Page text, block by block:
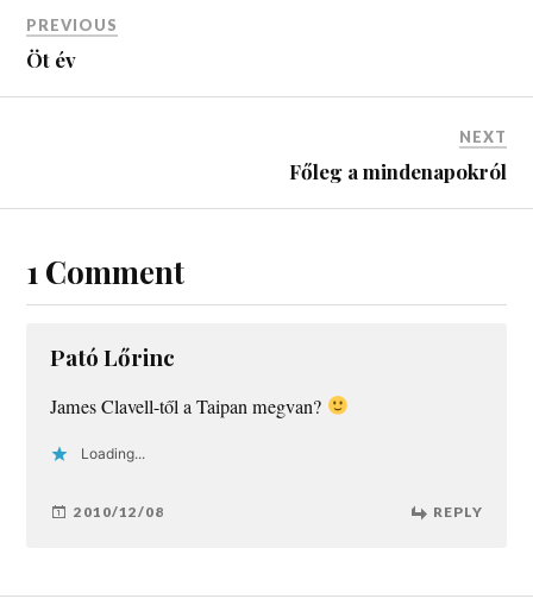
PREVIOUS
Öt év
NEXT
Főleg a mindenapokról
1 Comment
Pató Lőrinc
James Clavell-től a Taipan megvan?
Loading...
2010/12/08 REPLY